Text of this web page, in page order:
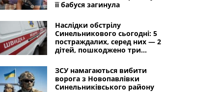
її бабуся загинула
Наслідки обстрілу
Синельникового сьогодні: 5
постраждалих, серед них — 2
дітей, пошкоджено три
ЗСУ намагаються вибити
ворога з Новопавлівки
Синельниківського району